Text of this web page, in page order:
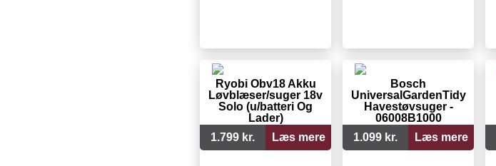
Ryobi Obv18 Akku
Løvblæser/suger 18v
Solo (u/batteri Og
Lader)
1.799 kr.
Læs mere
Bosch
UniversalGardenTidy
Havestøvsuger -
06008B1000
1.099 kr.
Læs mere